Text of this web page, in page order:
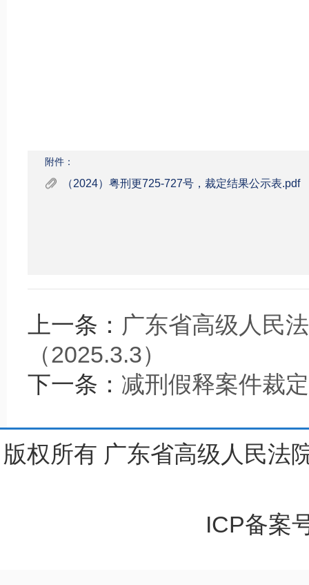
附件：
（2024）粤刑更725-727号，裁定结果公示表.pdf
上一条： 广东省高级人民
（2025.3.3）
下一条： 减刑假释案件裁
版权所有 广东省高级人民法
ICP备案